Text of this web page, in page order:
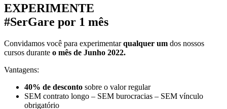
EXPERIMENTE
#SerGare por 1 mês
Convidamos você para experimentarqualquer um dos nossos
cursos durante o mês de Junho 2022.
Vantagens:
40% de desconto sobre o valor regular
SEM contrato longo – SEM burocracias – SEM vínculo
obrigatório